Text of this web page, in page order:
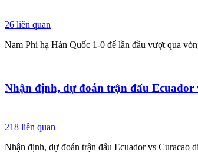
26 liên quan
Nam Phi hạ Hàn Quốc 1-0 để lần đầu vượt qua
Nhận định, dự đoán trận đấu Ecuador
218 liên quan
Nhận định, dự đoán trận đấu Ecuador vs Curacao